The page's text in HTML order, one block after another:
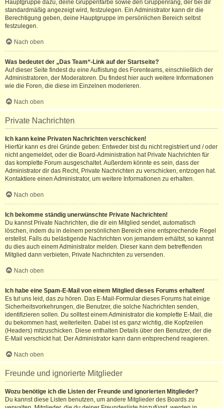
Hauptgruppe dazu, deine Gruppenfarbe sowie den Gruppenrang, der bei dir
standardmäßig angezeigt wird, festzulegen. Ein Administrator kann dir die
Berechtigung geben, deine Hauptgruppe im persönlichen Bereich selbst
festzulegen.
Nach oben
Was bedeutet der „Das Team“-Link auf der Startseite?
Auf dieser Seite findest du eine Auflistung des Forenteams, einschließlich der
Administratoren, der Moderatoren. Du findest hier auch weitere Informationen
wie die Foren, die diese im Einzelnen moderieren.
Nach oben
Private Nachrichten
Ich kann keine Privaten Nachrichten verschicken!
Hierfür kann es drei Gründe geben: Entweder bist du nicht registriert und / oder
nicht angemeldet, oder die Board-Administration hat Private Nachrichten für
das komplette Forum ausgeschaltet. Außerdem könnte es sein, dass der
Administrator dir das Recht, Private Nachrichten zu verschicken, entzogen hat.
Kontaktiere einen Administrator, um weitere Informationen zu erhalten.
Nach oben
Ich bekomme ständig unerwünschte Private Nachrichten!
Du kannst Private Nachrichten, die dir ein Mitglied sendet, automatisch
löschen, indem du in deinem persönlichen Bereich eine entsprechende Regel
erstellst. Falls du belästigende Nachrichten von jemandem erhältst, so kannst
du dies auch einem Administrator melden. Dieser kann dem betreffenden
Mitglied dann verbieten, Private Nachrichten zu versenden.
Nach oben
Ich habe eine Spam-E-Mail von einem Mitglied dieses Forums erhalten!
Es tut uns leid, das zu hören. Das E-Mail-Formular dieses Forums hat einige
Sicherheitsvorkehrungen, die Benutzer, die solche Nachrichten senden,
identifizieren sollen. Du solltest einem Administrator die komplette E-Mail, die
du bekommen hast, weiterleiten. Dabei ist es ganz wichtig, die Kopfzeilen
(Headers) mitzuschicken. Diese enthalten Details über den Benutzer, der die
E-Mail verschickt hat. Der Administrator kann dann entsprechend reagieren.
Nach oben
Freunde und ignorierte Mitglieder
Wozu benötige ich die Listen der Freunde und ignorierten Mitglieder?
Du kannst diese Listen benutzen, um andere Mitglieder des Boards zu